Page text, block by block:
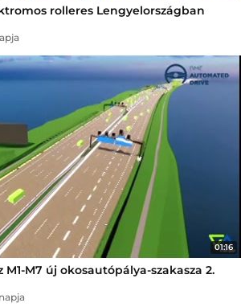
rolleres Lengyelországban
01:16
M7 új okosautópálya-szakasza 2.